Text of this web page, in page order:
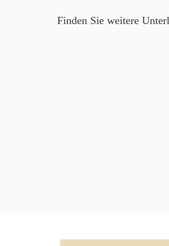
Finden Sie weitere